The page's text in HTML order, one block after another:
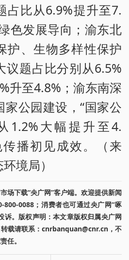
占比从6.9%提升至7.
色发展导向；渝东北
护、生物多样性保护
议题占比分别从6.5%
升至4.8%；渝东南深
公园建设，“国家公
1.2%大幅提升至4.
播初见成效。（来
境局）
场下载“央广网”客户端。欢迎提供新闻
800-0088；消费者也可通过央广网“啄
诉。版权声明：本文章版权归属央广网
载请联系：cnrbanquan@cnr.cn，不
任。